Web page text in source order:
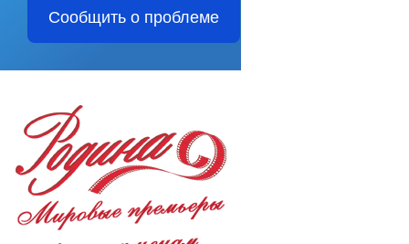
Сообщить о проблеме